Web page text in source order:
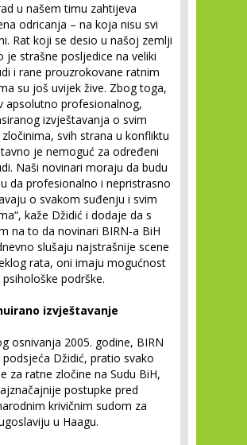
u našem timu zahtijeva
odricanja – na koja nisu svi
Rat koji se desio u našoj zemlji
je strašne posljedice na veliki
i rane prouzrokovane ratnim
su još uvijek žive. Zbog toga,
apsolutno profesionalnog,
izvještavanja o svim
svih strana u konfliktu
je nemoguć za određeni
Naši novinari moraju da budu
da profesionalno i nepristrasno
o svakom suđenju i svim
kaže Džidić i dodaje da s
na to da novinari BIRN-a BiH
slušaju najstrašnije scene
rata, oni imaju mogućnost
podrške.
izvještavanje
osnivanja 2005. godine, BIRN
podsjeća Džidić, pratio svako
za ratne zločine na Sudu BiH,
postupke pred
krivičnim sudom za
u Haagu.